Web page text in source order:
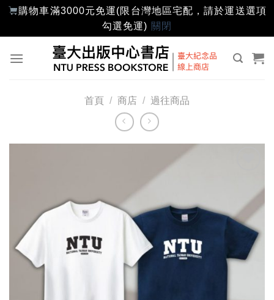
購物車滿3000元免運(限台灣地區宅配，請於運送選項
勾選免運) 關閉
首頁 / 商店 / 過往商品
「願
望輕
單」